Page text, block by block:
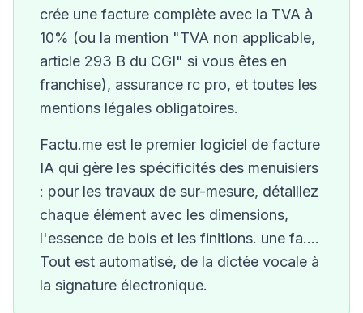
crée une facture complète avec la TVA à
10% (ou la mention "TVA non applicable,
article 293 B du CGI" si vous êtes en
franchise), assurance rc pro, et toutes les
mentions légales obligatoires.
Factu.me est le premier logiciel de facture
IA qui gère les spécificités des menuisiers
: pour les travaux de sur-mesure, détaillez
chaque élément avec les dimensions,
l'essence de bois et les finitions. une fa….
Tout est automatisé, de la dictée vocale à
la signature électronique.